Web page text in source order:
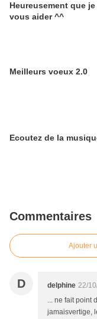
Heureusement que
vous aider ^^
Meilleurs voeux 2.0
Ecoutez de la
Commentaires
Ajouter
D delphine 22/
... ne fait point
jamaisvertige,